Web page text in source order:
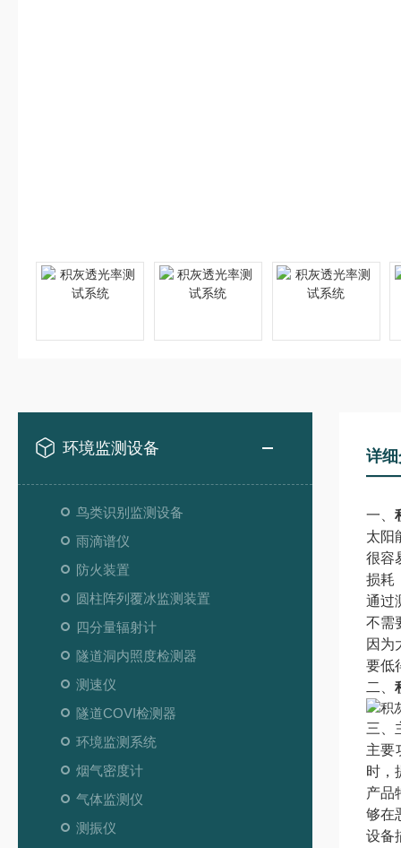
环境监测设备
鸟类识别监测设备
雨滴谱仪
防火装置
圆柱阵列覆冰监测装置
四分量辐射计
隧道洞内照度检测器
测速仪
隧道COVI检测器
环境监测系统
烟气密度计
气体监测仪
测振仪
详
一、
太阳
很容
损耗
通过
不需
因为
要低
二、
三、
主要
时，
产品
够在
设备